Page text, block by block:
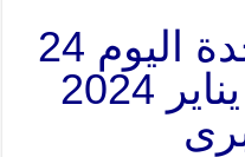
عروض لولو جدة اليوم 24
يناير حتى 27 يناير 2024